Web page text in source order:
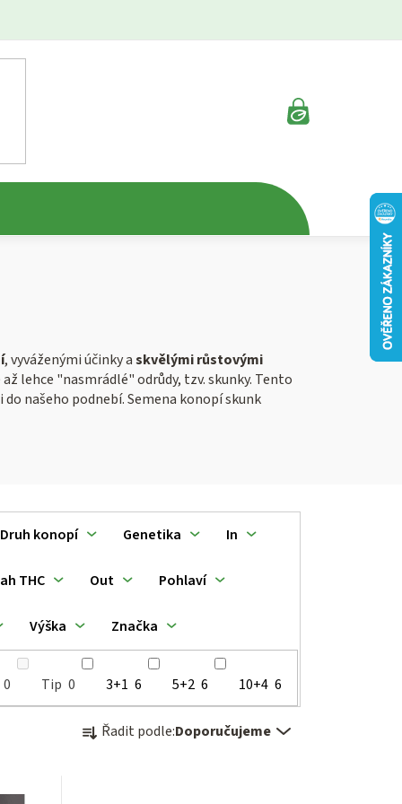
NÁKUPNÍ
, vyváženými účinky askvělými růstovými
lehce "nasmrádlé" odrůdy, tzv. skunky. Tento
do našeho podnebí. Semena konopí skunk
Ř Řadit podle:Doporučujeme
0 Tip 0 3+1 6 5+2 6 10+4 6
Druh konopí Genetika In
THC Out Pohlaví
Výška Značka